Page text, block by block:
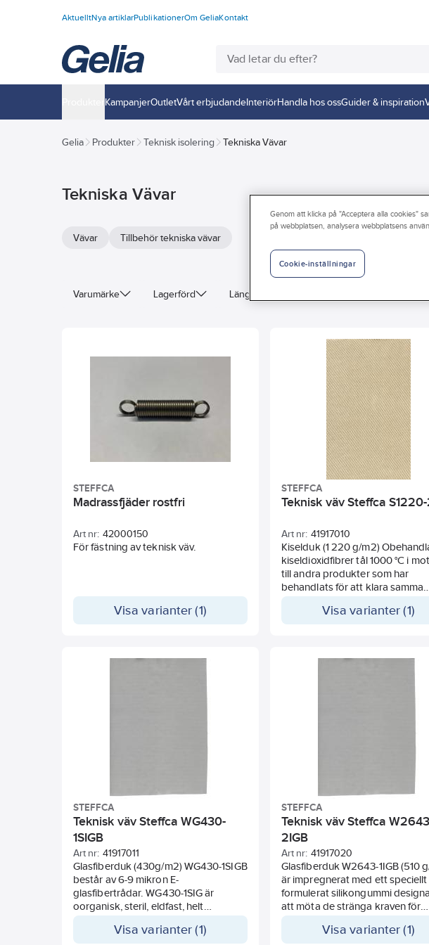
AktuelltNya artiklarPublikationerOm GeliaKontakt
KampanjerOutletVårt erbjudandeInteriörHandla hos ossGuider & inspiration
Gelia Produkter Teknisk isolering Tekniska Vävar
Tekniska Vävar
Vävar Tillbehör tekniska vävar
Varumärke Lagerförd Längd
STEFFCA
Madrassfjäder rostfri
Art nr: 42000150
För fästning av teknisk väv.
Visa varianter (1)
STEFFCA
Teknisk väv Steffca
Art nr: 41917010
Kiselduk (1 220 g/m2)
kiseldioxidfibrer tål 1000 °C i
till andra produkter som har
behandlats för att klara samma
kiseldioxidfibrerna unika genom
Visa varianter (1)
STEFFCA
Teknisk väv Steffca WG430-
1SIGB
Art nr: 41917011
Glasfiberduk (430g/m2) WG430-1SIGB
består av 6-9 mikron E-
glasfibertrådar. WG430-1SIG är
oorganisk, steril, eldfast, helt
tungmetaller och orsakar inte
Visa varianter (1)
STEFFCA
Teknisk väv Steffca
2IGB
Art nr: 41917020
Glasfiberduk W2643-1IGB (510
är impregnerat med ett speciellt
formulerat silikongummi
att möta de stränga kraven för
speciella högtemperatur,
Visa varianter (1)
Genom att klicka på "Acceptera alla cookies"
på webbplatsen, analysera webbplatsens
Cookie-inställningar